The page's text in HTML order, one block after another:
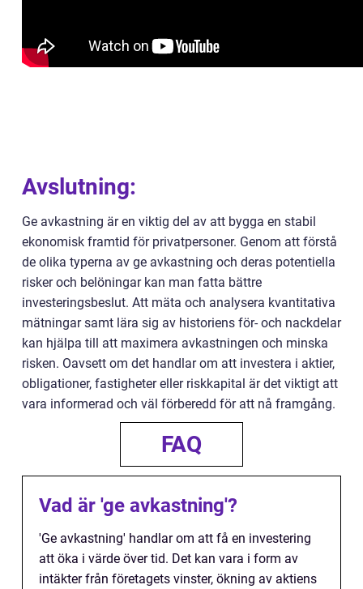
Avslutning:
Ge avkastning är en viktig del av att bygga en stabil
ekonomisk framtid för privatpersoner. Genom att förstå
de olika typerna av ge avkastning och deras potentiella
risker och belöningar kan man fatta bättre
investeringsbeslut. Att mäta och analysera kvantitativa
mätningar samt lära sig av historiens för- och nackdelar
kan hjälpa till att maximera avkastningen och minska
risken. Oavsett om det handlar om att investera i aktier,
obligationer, fastigheter eller riskkapital är det viktigt att
vara informerad och väl förberedd för att nå framgång.
FAQ
Vad är 'ge avkastning'?
'Ge avkastning' handlar om att få en investering
att öka i värde över tid. Det kan vara i form av
intäkter från företagets vinster, ökning av aktiens